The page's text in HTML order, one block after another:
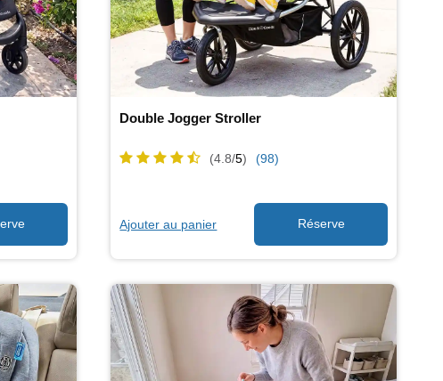
Double Jogger Stroller
(4.8/5) (98)
Ajouter au panier